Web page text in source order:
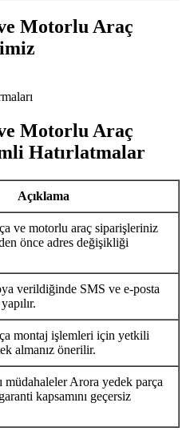
Motorlu Araç
Motorlu Araç
Hatırlatmalar
Açıklama
ve motorlu araç siparişleriniz
önce adres değişikliği
verildiğinde SMS ve e-posta
montaj işlemleri için yetkili
almanız önerilir.
müdahaleler Arora yedek parça
kapsamını geçersiz